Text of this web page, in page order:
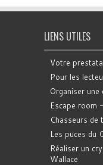
LIENS UTILES
Votre
Pour les
Organiser
Escape room
Chasseurs de
Les puces du
Réaliser un
Wallace